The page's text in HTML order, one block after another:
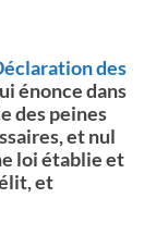
des
énonce dans
des peines
et nul
loi établie et
et